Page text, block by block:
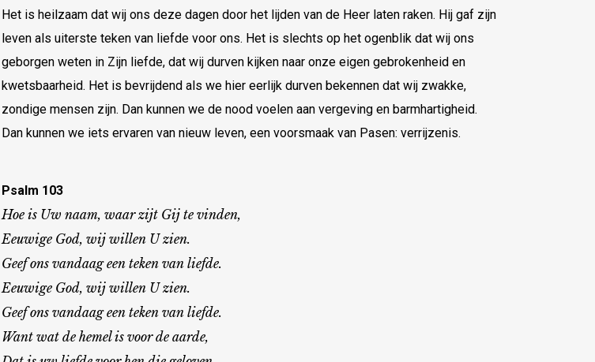
Het is heilzaam dat wij ons deze dagen door het lijden van de Heer laten raken. Hij gaf zijn
leven als uiterste teken van liefde voor ons. Het is slechts op het ogenblik dat wij ons
geborgen weten in Zijn liefde, dat wij durven kijken naar onze eigen gebrokenheid en
kwetsbaarheid. Het is bevrijdend als we hier eerlijk durven bekennen dat wij zwakke,
zondige mensen zijn. Dan kunnen we de nood voelen aan vergeving en barmhartigheid.
Dan kunnen we iets ervaren van nieuw leven, een voorsmaak van Pasen: verrijzenis.
Psalm 103
Hoe is Uw naam, waar zijt Gij te vinden,
Eeuwige God, wij willen U zien.
Geef ons vandaag een teken van liefde.
Eeuwige God, wij willen U zien.
Geef ons vandaag een teken van liefde.
Want wat de hemel is voor de aarde,